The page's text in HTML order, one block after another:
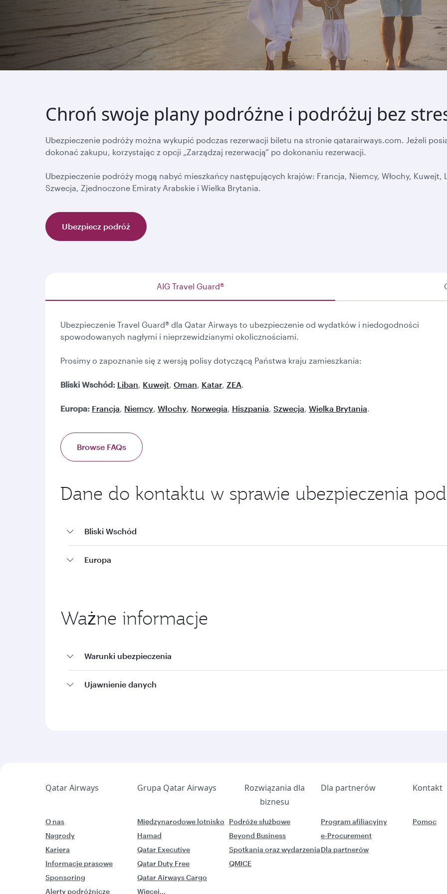
Chroń swoje plany podróżne i podróżuj bez
Ubezpieczenie podróży można wykupić podczas rezerwacji biletu na stronie qatarairways.com. Jeżeli
dokonać zakupu, korzystając z opcji „Zarządzaj rezerwacją” po dokonaniu rezerwacji.
Ubezpieczenie podróży mogą nabyć mieszkańcy następujących krajów: Francja, Niemcy, Włochy,
Szwecja, Zjednoczone Emiraty Arabskie i Wielka Brytania.
Ubezpiecz podróż
AIG Travel Guard®
Ubezpieczenie Travel Guard® dla Qatar Airways to ubezpieczenie od wydatków i niedogodności
spowodowanych nagłymi i nieprzewidzianymi okolicznościami.
Prosimy o zapoznanie się z wersją polisy dotyczącą Państwa kraju zamieszkania:
Bliski Wschód: Liban, Kuwejt, Oman, Katar, ZEA.
Europa: Francja, Niemcy, Włochy, Norwegia, Hiszpania, Szwecja, Wielka Brytania.
Browse FAQs
Dane do kontaktu w sprawie ubezpieczenia
Bliski Wschód
Europa
Ważne informacje
Warunki ubezpieczenia
Ujawnienie danych
Qatar Airways Grupa Qatar Airways
Rozwiązania dla
biznesu
Dla partnerów Kontakt
O nas
Nagrody
Kariera
Informacje prasowe
Sponsoring
Alerty podróżnicze
Międzynarodowe lotnisko
Hamad
Qatar Executive
Qatar Duty Free
Qatar Airways Cargo
Więcej...
Podróże służbowe
Beyond Business
Spotkania oraz wydarzenia
QMICE
Program afiliacyjny
e-Procurement
Dla partnerów
Pomoc